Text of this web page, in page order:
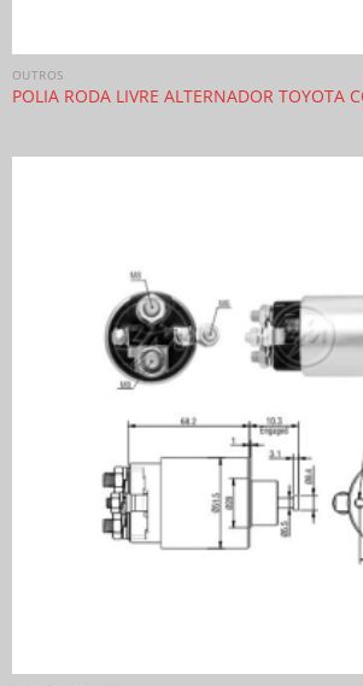
OUTROS
POLIA RODA LIVRE ALTERNADOR TOYOTA